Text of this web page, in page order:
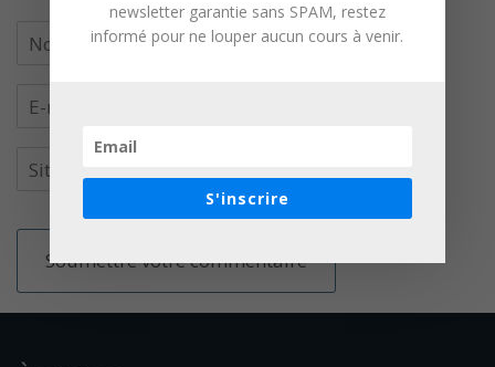
newsletter garantie sans SPAM, restez
informé pour ne louper aucun cours à venir.
S'inscrire